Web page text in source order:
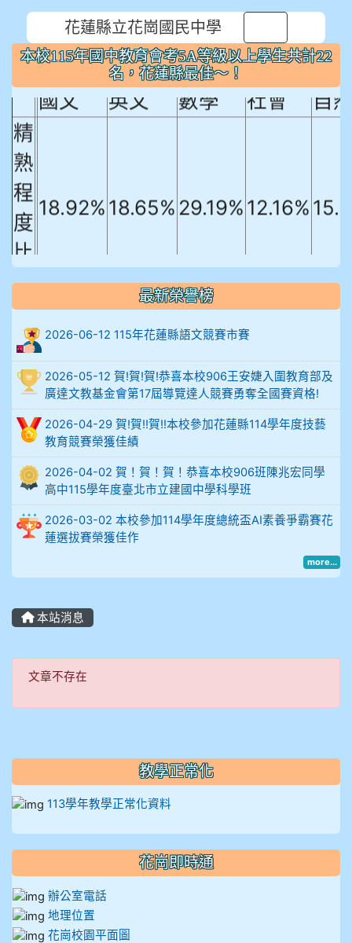
花蓮縣立花崗國民中學
本校115年國中教育會考5A等級以上學生共計22
名，花蓮縣最佳～！
本校115年國中教育會考5A等級以上
學生共計22名，花蓮縣最佳～！
國文
英文 數學 社會
自
精
熟
程
度
比
例
18.92% 18.65% 29.19% 12.16%
906陳兆宏 5A10+ 作文5
912余 嘉 5A10+
914謝佩臻 5A10+
902蘇奕愷
903陳品帆
904彭子庭
905蔣昇和
905周沛蓉
905鄭瑀安
906江彥臻
909林柏翰
909林玉楓
909林朝智
910謝尚橙
910呂芃澔
最新榮譽榜
2026-06-12 115年花蓮縣語文競賽市賽
2026-05-12 賀!賀!賀!恭喜本校906王安婕入圍教育部及
廣達文教基金會第17屆導覽達人競賽勇奪全國賽資格!
2026-04-29 賀!賀!!賀!!本校參加花蓮縣114學年度技藝
教育競賽榮獲佳績
2026-04-02 賀！賀！賀！恭喜本校906班陳兆宏同學
高中115學年度臺北市立建國中學科學班
2026-03-02 本校參加114學年度總統盃AI素養爭霸賽花
蓮選拔賽榮獲佳作
more...
本站消息
文章不存在
文章不存在
教學正常化
113學年教學正常化資料
花崗即時通
辦公室電話
地理位置
花崗校園平面圖